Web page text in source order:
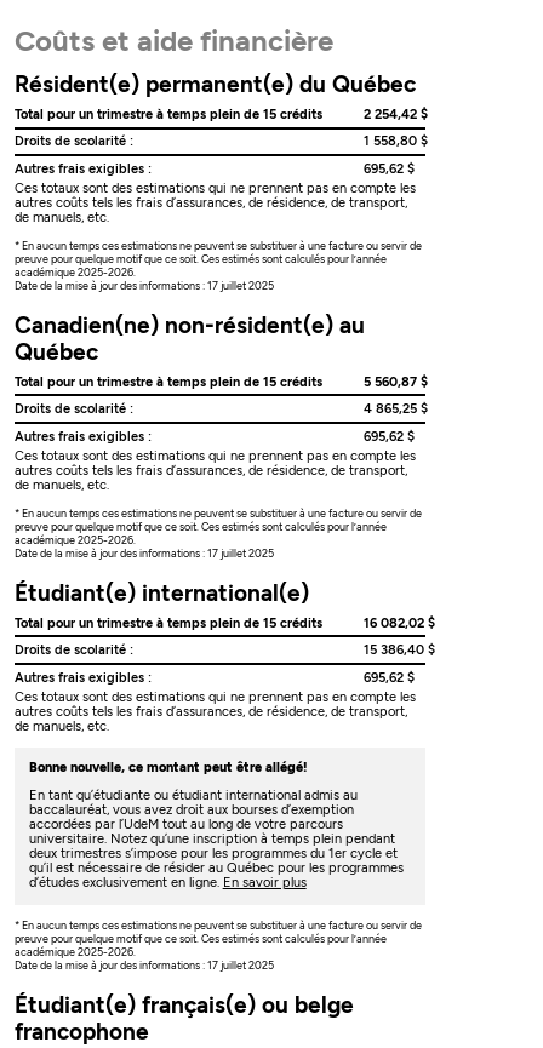
Coûts et aide financière
Résident(e) permanent(e) du Québec
Total pour un trimestre à temps plein de 15 crédits
2 254,42 $
Droits de scolarité :
1 558,80 $
Autres frais exigibles :
695,62 $
Ces totaux sont des estimations qui ne prennent pas en compte les
autres coûts tels les frais d’assurances, de résidence, de transport,
de manuels, etc.
* En aucun temps ces estimations ne peuvent se substituer à une facture ou servir de
preuve pour quelque motif que ce soit. Ces estimés sont calculés pour l’année
académique 2025-2026.
Date de la mise à jour des informations : 17 juillet 2025
Canadien(ne) non-résident(e) au
Québec
Total pour un trimestre à temps plein de 15 crédits
5 560,87 $
Droits de scolarité :
4 865,25 $
Autres frais exigibles :
695,62 $
Ces totaux sont des estimations qui ne prennent pas en compte les
autres coûts tels les frais d’assurances, de résidence, de transport,
de manuels, etc.
* En aucun temps ces estimations ne peuvent se substituer à une facture ou servir de
preuve pour quelque motif que ce soit. Ces estimés sont calculés pour l’année
académique 2025-2026.
Date de la mise à jour des informations : 17 juillet 2025
Étudiant(e) international(e)
Total pour un trimestre à temps plein de 15 crédits
16 082,02 $
Droits de scolarité :
15 386,40 $
Autres frais exigibles :
695,62 $
Ces totaux sont des estimations qui ne prennent pas en compte les
autres coûts tels les frais d’assurances, de résidence, de transport,
de manuels, etc.
Bonne nouvelle, ce montant peut être allégé!
En tant qu’étudiante ou étudiant international admis au
baccalauréat, vous avez droit aux bourses d’exemption
accordées par l’UdeM tout au long de votre parcours
universitaire. Notez qu’une inscription à temps plein pendant
deux trimestres s’impose pour les programmes du 1er cycle et
qu’il est nécessaire de résider au Québec pour les programmes
d’études exclusivement en ligne. En savoir plus
* En aucun temps ces estimations ne peuvent se substituer à une facture ou servir de
preuve pour quelque motif que ce soit. Ces estimés sont calculés pour l’année
académique 2025-2026.
Date de la mise à jour des informations : 17 juillet 2025
Étudiant(e) français(e) ou belge
francophone